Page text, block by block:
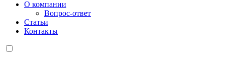
О компании
Вопрос-ответ
Статьи
Контакты